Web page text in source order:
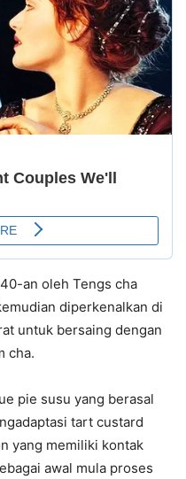
an oleh Tengs cha
diperkenalkan di
untuk bersaing dengan
cha.
pie susu yang berasal
tart custard
yang memiliki kontak
awal mula proses